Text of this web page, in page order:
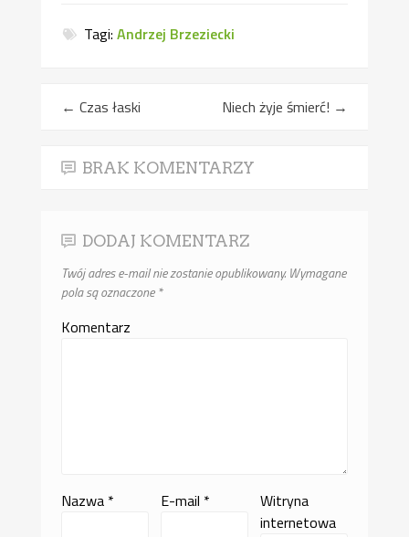
Tagi:Andrzej Brzeziecki
← Czas łaski Niech żyje śmierć! →
BRAK KOMENTARZY
DODAJ KOMENTARZ
Twój adres e-mail nie zostanie opublikowany.Wymagane
pola są oznaczone*
Komentarz
Nazwa * E-mail *
Witryna
internetowa